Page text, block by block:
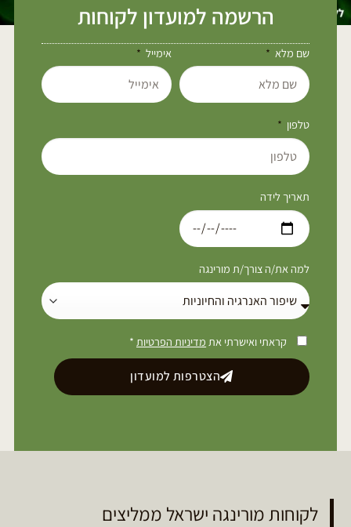
הרשמה למועדון לקוחות
שם מלא אימייל
טלפון
תאריך לידה
למה את/ה צורך/ת מורינגה
קראתי ואישרתי את מדיניות הפרטיות *
הצטרפות למועדון
לקוחות מורינגה ישראל ממליצים